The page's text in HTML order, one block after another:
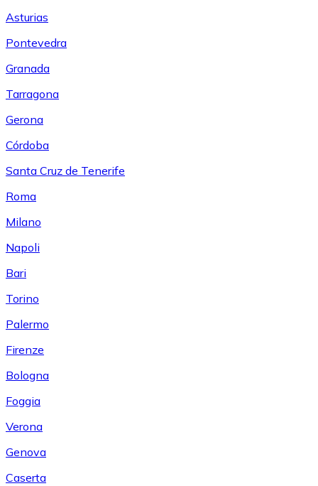
Asturias
Pontevedra
Granada
Tarragona
Gerona
Córdoba
Santa Cruz de Tenerife
Roma
Milano
Napoli
Bari
Torino
Palermo
Firenze
Bologna
Foggia
Verona
Genova
Caserta